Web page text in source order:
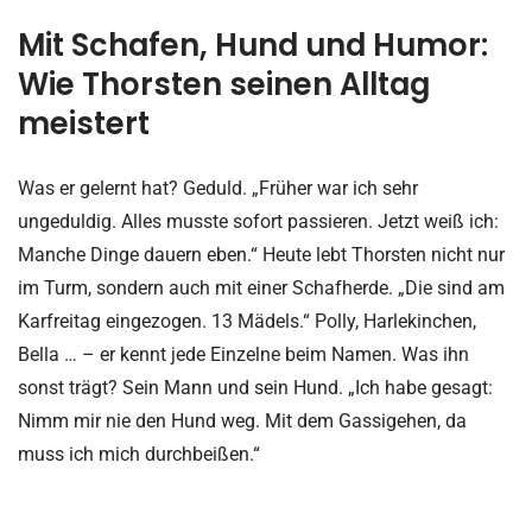
Mit Schafen, Hund und Humor:
Wie Thorsten seinen Alltag
meistert
Was er gelernt hat? Geduld. „Früher war ich sehr
ungeduldig. Alles musste sofort passieren. Jetzt weiß ich:
Manche Dinge dauern eben.“ Heute lebt Thorsten nicht nur
im Turm, sondern auch mit einer Schafherde. „Die sind am
Karfreitag eingezogen. 13 Mädels.“ Polly, Harlekinchen,
Bella … – er kennt jede Einzelne beim Namen. Was ihn
sonst trägt? Sein Mann und sein Hund. „Ich habe gesagt:
Nimm mir nie den Hund weg. Mit dem Gassigehen, da
muss ich mich durchbeißen.“